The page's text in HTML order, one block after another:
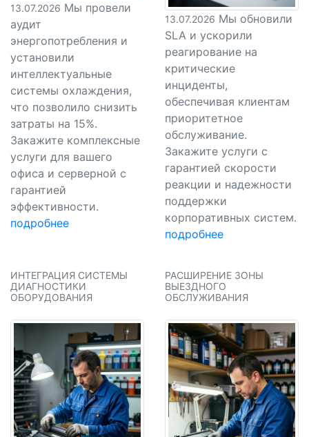
13.07.2026 Мы провели
аудит
энергопотребления и
установили
интеллектуальные
системы охлаждения,
что позволило снизить
затраты на 15%.
Закажите комплексные
услуги для вашего
офиса и серверной с
гарантией
эффективности.
подробнее
13.07.2026 Мы обновили
SLA и ускорили
реагирование на
критические
инциденты,
обеспечивая клиентам
приоритетное
обслуживание.
Закажите услуги с
гарантией скорости
реакции и надежности
поддержки
корпоративных систем.
подробнее
ИНТЕГРАЦИЯ СИСТЕМЫ
ДИАГНОСТИКИ
ОБОРУДОВАНИЯ
РАСШИРЕНИЕ ЗОНЫ
ВЫЕЗДНОГО
ОБСЛУЖИВАНИЯ